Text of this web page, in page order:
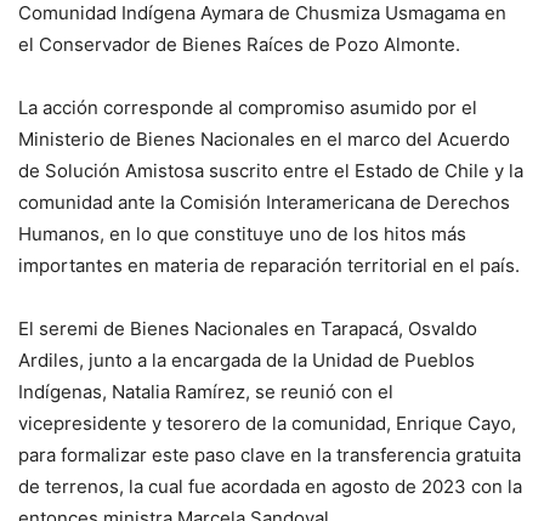
Comunidad Indígena Aymara de Chusmiza Usmagama en
el Conservador de Bienes Raíces de Pozo Almonte.
La acción corresponde al compromiso asumido por el
Ministerio de Bienes Nacionales en el marco del Acuerdo
de Solución Amistosa suscrito entre el Estado de Chile y la
comunidad ante la Comisión Interamericana de Derechos
Humanos, en lo que constituye uno de los hitos más
importantes en materia de reparación territorial en el país.
El seremi de Bienes Nacionales en Tarapacá, Osvaldo
Ardiles, junto a la encargada de la Unidad de Pueblos
Indígenas, Natalia Ramírez, se reunió con el
vicepresidente y tesorero de la comunidad, Enrique Cayo,
para formalizar este paso clave en la transferencia gratuita
de terrenos, la cual fue acordada en agosto de 2023 con la